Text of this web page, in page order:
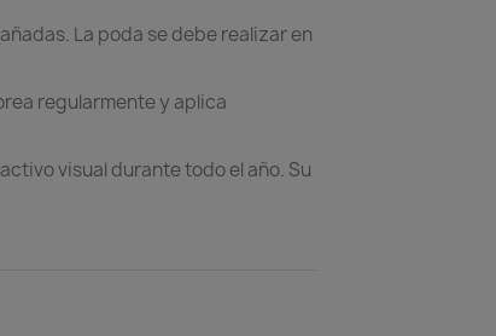
La poda se debe realizar en
regularmente y aplica
visual durante todo el año. Su